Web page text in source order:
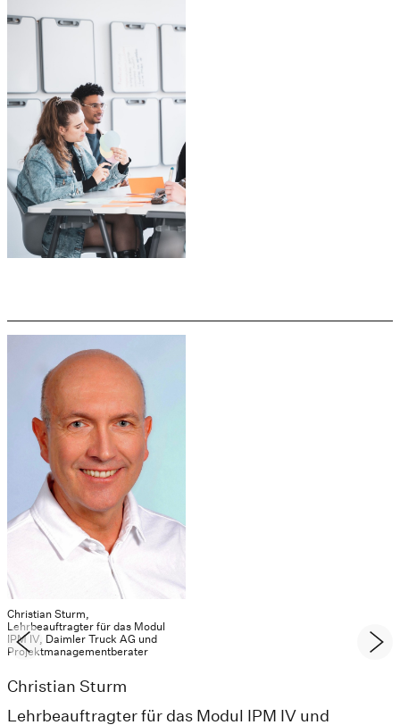
Christian Sturm,
Lehrbeauftragter für das Modul
IPM IV, Daimler Truck AG und
Projektmanagementberater
Christian Sturm
Lehrbeauftragter für das Modul IPM IV und